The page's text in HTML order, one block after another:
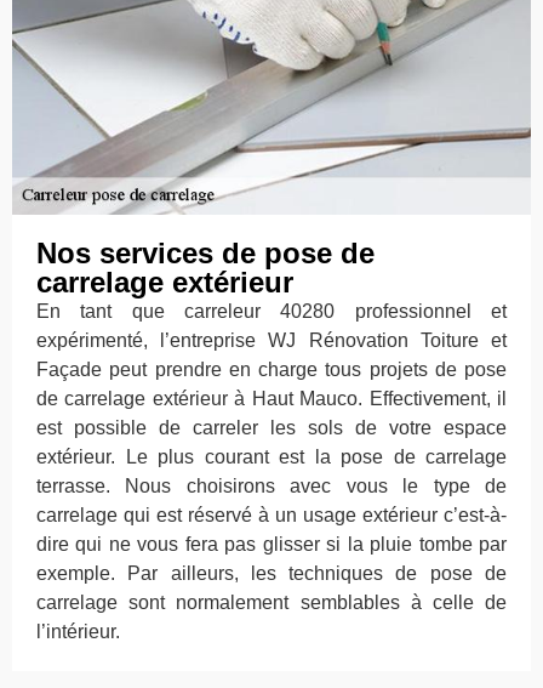
Nos services de pose de
carrelage extérieur
En tant que carreleur 40280 professionnel et
expérimenté, l’entreprise WJ Rénovation Toiture et
Façade peut prendre en charge tous projets de pose
de carrelage extérieur à Haut Mauco. Effectivement, il
est possible de carreler les sols de votre espace
extérieur. Le plus courant est la pose de carrelage
terrasse. Nous choisirons avec vous le type de
carrelage qui est réservé à un usage extérieur c’est-à-
dire qui ne vous fera pas glisser si la pluie tombe par
exemple. Par ailleurs, les techniques de pose de
carrelage sont normalement semblables à celle de
l’intérieur.